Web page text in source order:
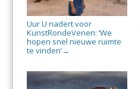
Uur U nadert voor
KunstRondeVenen: ‘We
hopen snel nieuwe ruimte
te vinden’→